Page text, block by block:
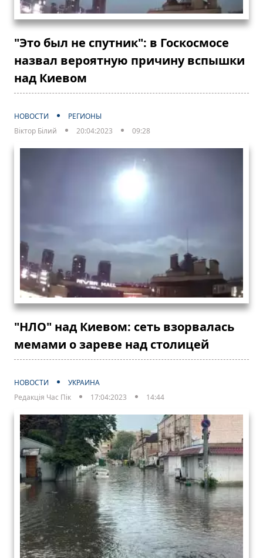
"Это был не спутник": в Госкосмосе
назвал вероятную причину вспышки
над Киевом
НОВОСТИ
РЕГИОНЫ
Віктор Білий
20:04:2023 09:28
"НЛО" над Киевом: сеть взорвалась
мемами о зареве над столицей
НОВОСТИ
УКРАИНА
Редакція Час Пік
17:04:2023 14:44